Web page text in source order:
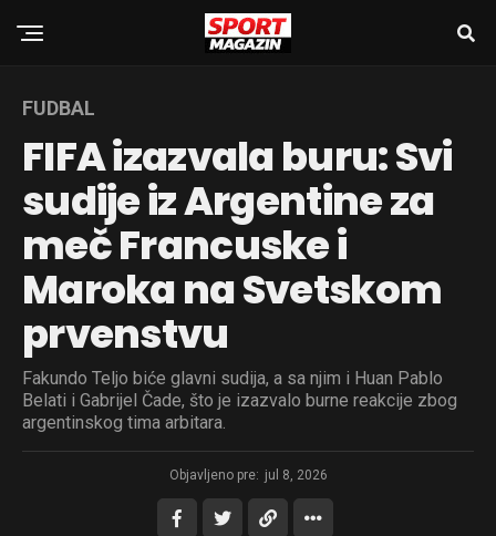
FUDBAL
FIFA izazvala buru: Svi
sudije iz Argentine za
meč Francuske i
Maroka na Svetskom
prvenstvu
Fakundo Teljo biće glavni sudija, a sa njim i Huan Pablo
Belati i Gabrijel Čade, što je izazvalo burne reakcije zbog
argentinskog tima arbitara.
Objavljeno pre: jul 8, 2026